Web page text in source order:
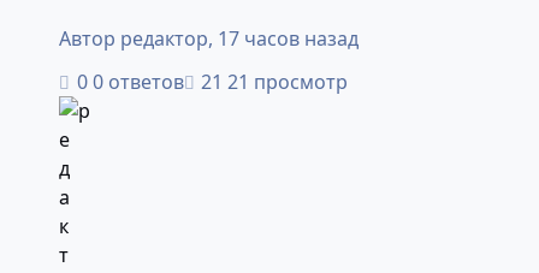
Автор редактор, 17 часов назад
0 ответов
21 просмотр